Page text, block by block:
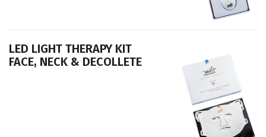
LED LIGHT THERAPY KIT
FACE, NECK & DECOLLETE